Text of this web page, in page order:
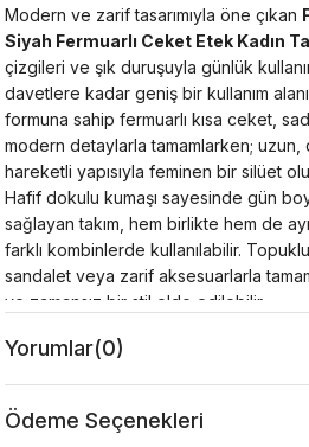
Modern ve zarif tasarımıyla öne çıkan
Siyah Fermuarlı Ceket Etek Kadın
çizgileri ve şık duruşuyla günlük
davetlere kadar geniş bir kullanım
formuna sahip fermuarlı kısa ceket,
modern detaylarla tamamlarken; uzun,
hareketli yapısıyla feminen bir silüet
Hafif dokulu kumaşı sayesinde gün
sağlayan takım, hem birlikte hem de
farklı kombinlerde kullanılabilir.
sandalet veya zarif aksesuarlarla
ve zamansız bir stil elde edilebilir.
Kumaş:Dokuma Kumaş
Ürün Tipi:Kadın Ceket Etek Takım
Yaka Tipi:
Kol Tipi:Uzun Kol
Yorumlar(0)
Ödeme Seçenekleri